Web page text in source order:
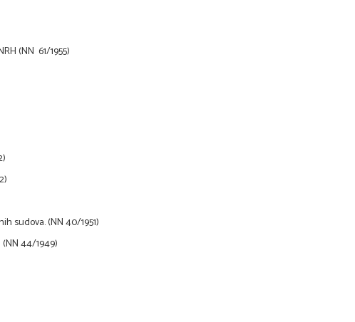
(NN 61/1955)
sudova. (NN 40/1951)
44/1949)